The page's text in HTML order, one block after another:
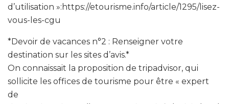
d’utilisation »:https://etourisme.info/article/1295/lisez-
vous-les-cgu
*Devoir de vacances n°2 : Renseigner votre
destination sur les sites d’avis.*
On connaissait la proposition de tripadvisor, qui
sollicite les offices de tourisme pour être « expert
de